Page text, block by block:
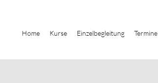
Home Kurse Einzelbegleitung Termine